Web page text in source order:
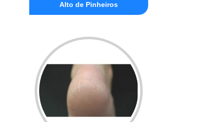
Alto de Pinheiros